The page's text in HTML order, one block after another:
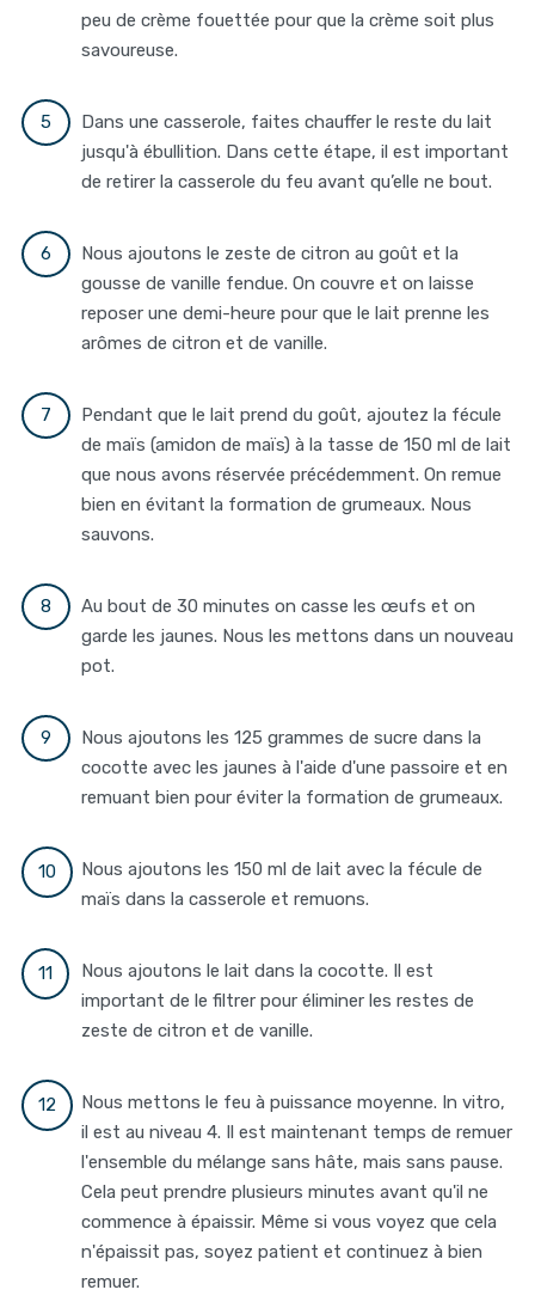
peu de crème fouettée pour que la crème soit plus
savoureuse.
Dans une casserole, faites chauffer le reste du lait
jusqu'à ébullition. Dans cette étape, il est important
de retirer la casserole du feu avant qu’elle ne bout.
Nous ajoutons le zeste de citron au goût et la
gousse de vanille fendue. On couvre et on laisse
reposer une demi-heure pour que le lait prenne les
arômes de citron et de vanille.
Pendant que le lait prend du goût, ajoutez la fécule
de maïs (amidon de maïs) à la tasse de 150 ml de lait
que nous avons réservée précédemment. On remue
bien en évitant la formation de grumeaux. Nous
sauvons.
Au bout de 30 minutes on casse les œufs et on
garde les jaunes. Nous les mettons dans un nouveau
pot.
Nous ajoutons les 125 grammes de sucre dans la
cocotte avec les jaunes à l'aide d'une passoire et en
remuant bien pour éviter la formation de grumeaux.
Nous ajoutons les 150 ml de lait avec la fécule de
maïs dans la casserole et remuons.
Nous ajoutons le lait dans la cocotte. Il est
important de le filtrer pour éliminer les restes de
zeste de citron et de vanille.
Nous mettons le feu à puissance moyenne. In vitro,
il est au niveau 4. Il est maintenant temps de remuer
l'ensemble du mélange sans hâte, mais sans pause.
Cela peut prendre plusieurs minutes avant qu'il ne
commence à épaissir. Même si vous voyez que cela
n'épaissit pas, soyez patient et continuez à bien
remuer.